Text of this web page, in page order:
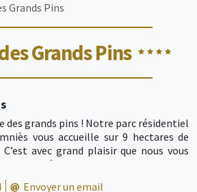
Grands Pins
Grands Pins
des grands pins ! Notre parc résidentiel
vous accueille sur 9 hectares de
avec grand plaisir que nous vous
votre quête des coins pittoresques et
noir… En famille, entre amis ou en
Envoyer un email